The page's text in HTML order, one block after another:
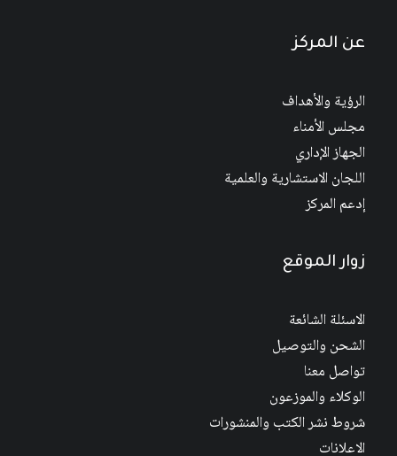
عن المركز
الرؤية والأهداف
مجلس الأمناء
الجهاز الإداري
اللجان الاستشارية والعلمية
إدعم المركز
زوار الموقع
الاسئلة الشائعة
الشحن والتوصيل
تواصل معنا
الوكلاء والموزعون
شروط نشر الكتب والمنشورات
الاعلانات